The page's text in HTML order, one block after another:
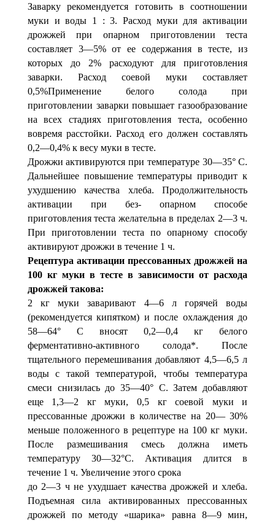
Заварку рекомендуется готовить в соотношении
муки и воды 1 : 3. Расход муки для активации
дрожжей при опарном приготовлении теста
составляет 3—5% от ее со­держания в тесте, из
которых до 2% расходуют для при­готовления
заварки. Расход соевой муки составляет
0,5%Применение белого солода при
приготовлении заварки по­вышает газообразование
на всех стадиях приготовления теста, особенно
вовремя расстойки. Расход его должен составлять
0,2—0,4% к весу муки в тесте.
Дрожжи активируются при температуре 30—35° С.
Даль­нейшее повышение температуры приводит к
ухудшению качества хлеба. Продолжительность
активации при без- опарном способе
приготовления теста желательна в преде­лах 2—3 ч.
При приготовлении теста по опарному способу
активируют дрожжи в течение 1 ч.
Рецептура активации прессованных дрожжей на
100 кг муки в тесте в зависимости от расхода
дрожжей такова:
2 кг муки заваривают 4—6 л горячей воды
(рекомен­дуется кипятком) и после охлаждения до
58—64° С вносят 0,2—0,4 кг белого
ферментативно-активного солода*. Пос­ле
тщательного перемешивания добавляют 4,5—6,5 л
воды с такой температурой, чтобы температура
смеси снизилась до 35—40° С. Затем добавляют
еще 1,3—2 кг муки, 0,5 кг соевой муки и
прессованные дрожжи в количестве на 20— 30%
меньше положенного в рецептуре на 100 кг муки.
Пос­ле размешивания смесь должна иметь
температуру 30—32°С. Активация длится в
течение 1 ч. Увеличение этого срока
до 2—3 ч не ухудшает качества дрожжей и хлеба.
Подъем­ная сила активированных прессованных
дрожжей по мето­ду «шарика» равна 8—9 мин,